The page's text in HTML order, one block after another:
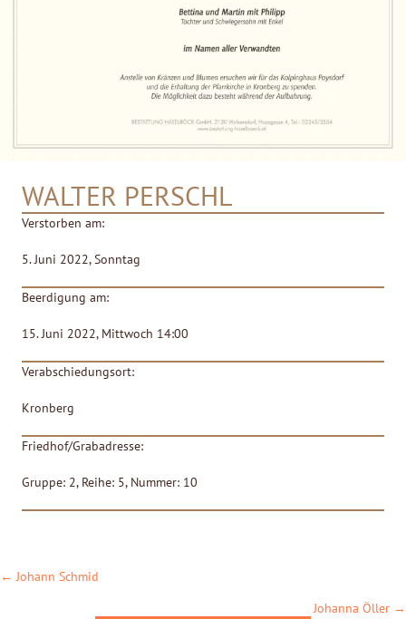
WALTER PERSCHL
Verstorben am:
5. Juni 2022, Sonntag
Beerdigung am:
15. Juni 2022, Mittwoch 14:00
Verabschiedungsort:
Kronberg
Friedhof/Grabadresse:
Gruppe: 2, Reihe: 5, Nummer: 10
POSTS
← Johann Schmid
Johanna Öller →